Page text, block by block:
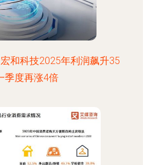
和科技2025年利润飙升35
季度再涨4倍